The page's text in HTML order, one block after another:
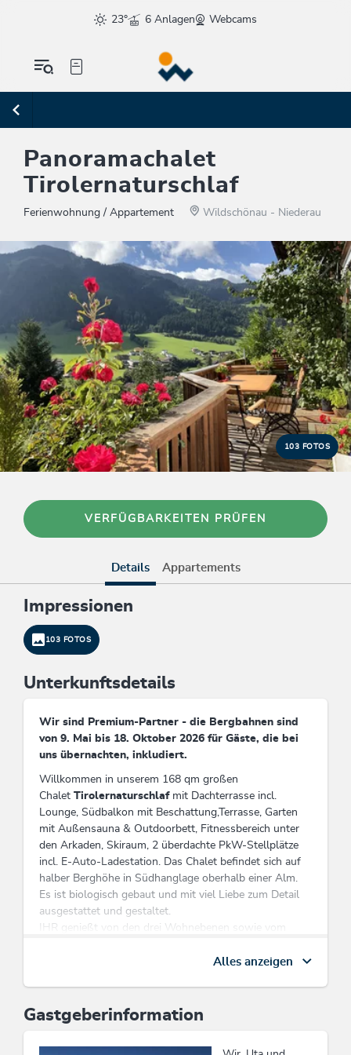
23° 6 Anlagen Webcams
Panoramachalet
Tirolernaturschlaf
Ferienwohnung / Appartement Wildschönau - Niederau
103 FOTOS
VERFÜGBARKEITEN PRÜFEN
Details Appartements
Impressionen
103 FOTOS
Unterkunftsdetails
Wir sind Premium-Partner - die Bergbahnen sind
von 9. Mai bis 18. Oktober 2026 für Gäste, die bei
uns übernachten, inkludiert.
Willkommen in unserem 168 qm großen
Chalet Tirolernaturschlafmit Dachterrasse incl.
Lounge, Südbalkon mit Beschattung,Terrasse, Garten
mit Außensauna & Outdoorbett, Fitnessbereich unter
den Arkaden, Skiraum, 2 überdachte PkW-Stellplätze
incl. E-Auto-Ladestation. Das Chalet befindet sich auf
halber Berghöhe in Südhanglage oberhalb einer Alm.
Es ist biologisch gebaut und mit viel Liebe zum Detail
ausgestattet und gestaltet.
IHR genießt von den drei Wohnebenen sowie vom
Haustür, den Flur, einem kleinen Schlafzimmer
(160/200 cm Bett) zur geräumigen Wohnküche mit
Alles anzeigen
Gastgeberinformation